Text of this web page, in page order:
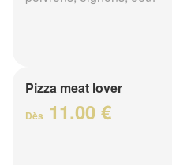
Pizza meat lover
Dès 11.00 €